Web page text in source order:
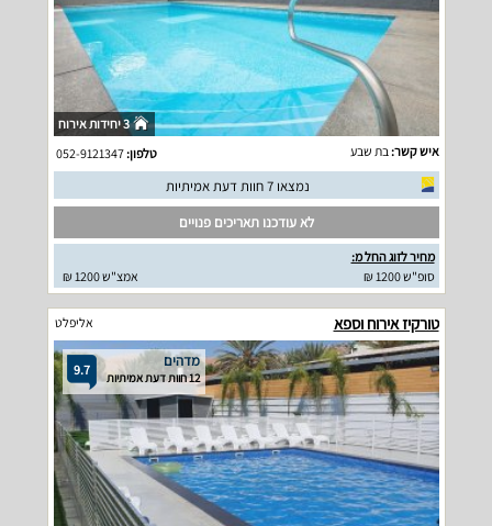
3 יחידות אירוח
איש קשר: בת שבע טלפון:052-9121347
נמצאו 7 חוות דעת אמיתיות
לא עודכנו תאריכים פנויים
מחיר לזוג החל מ:
סופ"ש 1200 ₪
אמצ"ש 1200 ₪
טורקיז אירוח וספא אליפלט
9.7 מדהים
12 חוות דעת אמיתיות